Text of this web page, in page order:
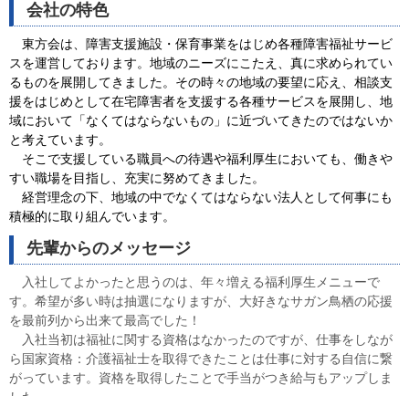
会社の特色
東方会は、障害支援施設・保育事業をはじめ各種障害福祉サービ
スを運営しております。地域のニーズにこたえ、真に求められてい
るものを展開してきました。その時々の地域の要望に応え、相談支
援をはじめとして在宅障害者を支援する各種サービスを展開し、地
域において「なくてはならないもの」に近づいてきたのではないか
と考えています。
そこで支援している職員への待遇や福利厚生においても、働きや
すい職場を目指し、充実に努めてきました。
経営理念の下、地域の中でなくてはならない法人として何事にも
積極的に取り組んでいます。
先輩からのメッセージ
入社してよかったと思うのは、年々増える福利厚生メニューで
す。希望が多い時は抽選になりますが、大好きなサガン鳥栖の応援
を最前列から出来て最高でした！
入社当初は福祉に関する資格はなかったのですが、仕事をしなが
ら国家資格：介護福祉士を取得できたことは仕事に対する自信に繋
がっています。資格を取得したことで手当がつき給与もアップしま